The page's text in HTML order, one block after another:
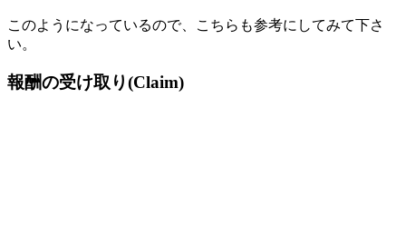
このようになっているので、こちらも参考にしてみて下さ
い。
報酬の受け取り(Claim)